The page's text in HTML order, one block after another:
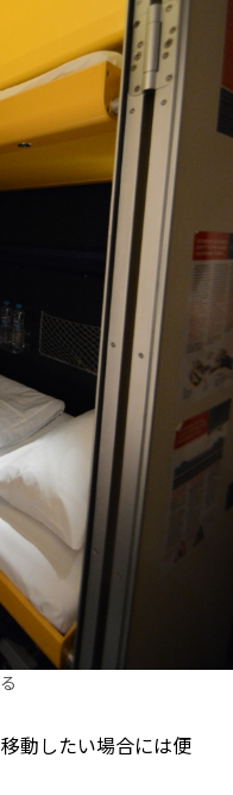
動したい場合には便